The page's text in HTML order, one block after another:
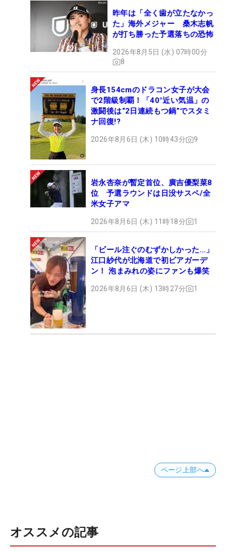
昨年は「全く歯が立たなかっ
た」海外メジャー 桑木志帆
が打ち勝った予選落ちの恐怖
2026年8月5日 (水) 07時00分
8
身長154cmのドラコン女子が大会
で2階級制覇！「40°近い気温」の
激闘後は“2日連続もつ鍋”でスタミ
ナ回復!?
2026年8月6日 (木) 10時43分 9
岩永杏奈が暫定首位、廣吉優梨菜8
位 予選ラウンドは日没サスペ/全
米女子アマ
2026年8月6日 (木) 11時18分 1
「ビール注ぐのむずかしかった…」
江口紗代が北海道で初ビアガーデ
ン！ 泡まみれの姿にファンも爆笑
2026年8月6日 (木) 13時27分 1
ページ上部へ
オススメの記事